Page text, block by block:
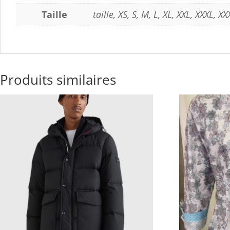
Taille taille, XS, S, M, L, XL, XXL, XXXL,
Produits similaires